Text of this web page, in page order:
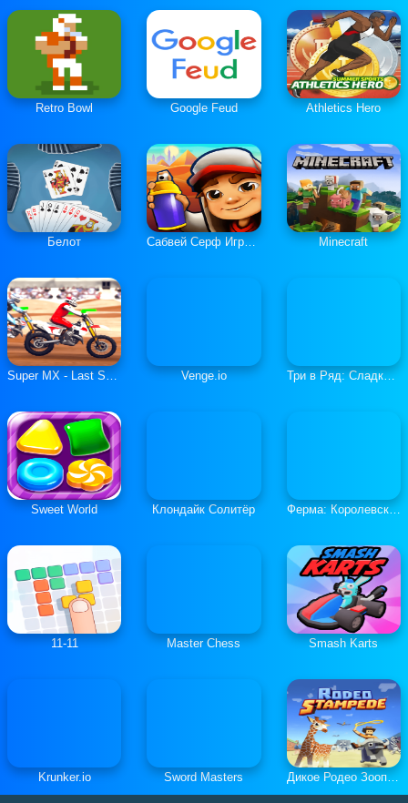
Retro Bowl Google Feud Athletics Hero
Белот Сабвей Серф Играть Онлайн Minecraft
Super MX - Last Season Venge.io Три в Ряд: Сладкие Загадки
Sweet World Клондайк Солитёр Ферма: Королевская История
11-11 Master Chess Smash Karts
Krunker.io Sword Masters Дикое Родео Зоопарк